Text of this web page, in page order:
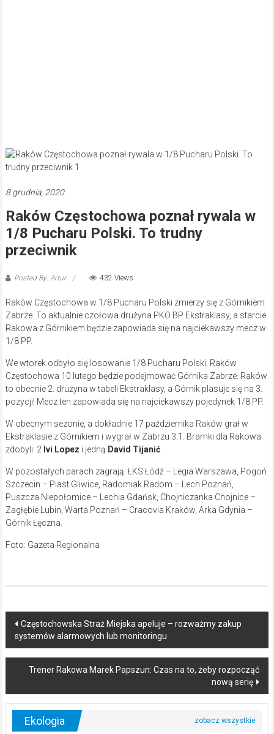
8 grudnia, 2020
Raków Częstochowa poznał rywala w
1/8 Pucharu Polski. To trudny
przeciwnik
Posted By: Artur 432 Views
Raków Częstochowa w 1/8 Pucharu Polski zmierzy się z Górnikiem
Zabrze. To aktualnie czołowa drużyna PKO BP Ekstraklasy, a starcie
Rakowa z Górnikiem będzie zapowiada się na najciekawszy mecz w
1/8 PP.
We wtorek odbyło się losowanie 1/8 Pucharu Polski. Raków
Częstochowa 10 lutego będzie podejmować Górnika Zabrze. Raków
to obecnie 2. drużyna w tabeli Ekstraklasy, a Górnik plasuje się na 3.
pozycji! Mecz ten zapowiada się na najciekawszy pojedynek 1/8 PP.
W obecnym sezonie, a dokładnie 17 października Raków grał w
Ekstraklasie z Górnikiem i wygrał w Zabrzu 3:1. Bramki dla Rakowa
zdobyli: 2 Ivi Lopez i jedną David Tijanić.
W pozostałych parach zagrają: ŁKS Łódź – Legia Warszawa, Pogoń
Szczecin – Piast Gliwice, Radomiak Radom – Lech Poznań,
Puszcza Niepołomice – Lechia Gdańsk, Chojniczanka Chojnice –
Zagłębie Lubin, Warta Poznań – Cracovia Kraków, Arka Gdynia –
Górnik Łęczna.
Foto: Gazeta Regionalna
Post
navigation
Częstochowska Straż Miejska apeluje – rozważmy zakup
systemów alarmowych lub monitoringu
Trener Rakowa Marek Papszun: Czas na to, żeby rozpocząć
nową serię
Ekologia